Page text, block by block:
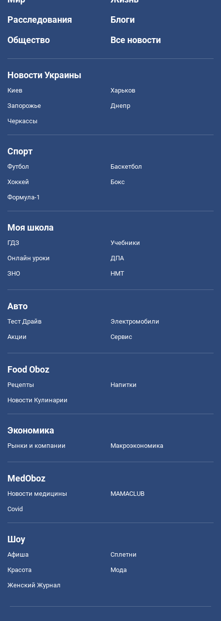
Расследования
Блоги
Общество
Все новости
Новости Украины
Киев Харьков
Запорожье Днепр
Черкассы
Спорт
Футбол Баскетбол
Хоккей Бокс
Формула-1
Моя школа
ГДЗ Учебники
Онлайн уроки ДПА
ЗНО НМТ
Авто
Тест Драйв Электромобили
Акции Сервис
Food Oboz
Рецепты Напитки
Новости Кулинарии
Экономика
Рынки и компании Mакроэкономика
MedOboz
Новости медицины MAMACLUB
Covid
Шоу
Афиша Сплетни
Красота Мода
Женский Журнал